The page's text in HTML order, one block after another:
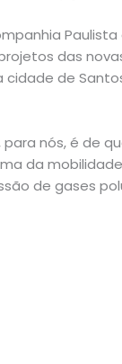
Paulista
das
cidade de
nós, é de
da
de gases